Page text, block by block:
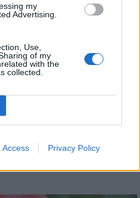
my
Advertising.
Use,
of my
with the
collected.
Access Privacy Policy
álló lakásállományát